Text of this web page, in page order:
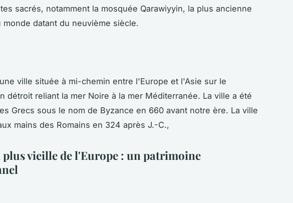
sacrés, notamment la mosquée Qarawiyyin, la plus ancienne
monde datant du neuvième siècle.
ville située à mi-chemin entre l'Europe et l'Asie sur le
détroit reliant la mer Noire à la mer Méditerranée. La ville a été
Grecs sous le nom de Byzance en 660 avant notre ère. La ville
mains des Romains en 324 après J.-C.,
plus vieille de l'Europe : un patrimoine